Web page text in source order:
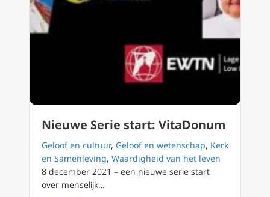
Nieuwe Serie start: VitaDonum
Geloof en cultuur, Geloof en wetenschap, Kerk
en Samenleving, Waardigheid van het leven
8 december 2021 – een nieuwe serie start
over menselijk…